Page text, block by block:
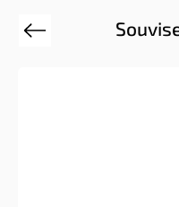
Previous